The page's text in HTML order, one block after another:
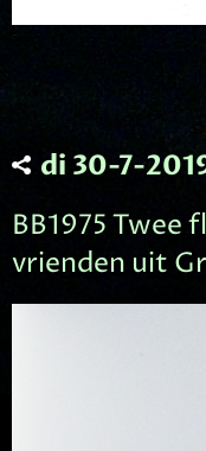
di 30-7-
BB1975 Twee
vrienden uit